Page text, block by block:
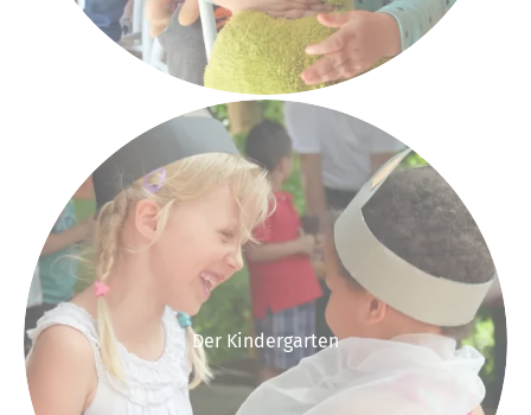
Der Kindergarten